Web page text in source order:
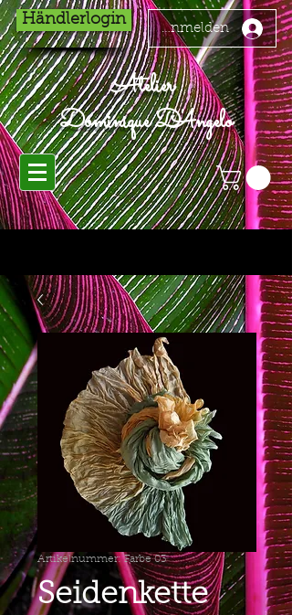
Händlerlogin
Anmelden
Atelier
Dominique D'Angelo
Artikelnummer: Farbe 03
Seidenkette